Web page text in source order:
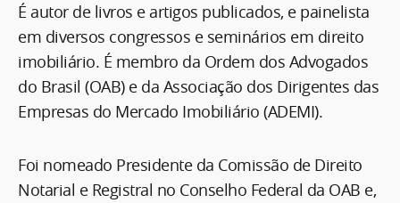
É autor de livros e artigos publicados, e painelista
em diversos congressos e seminários em direito
imobiliário. É membro da Ordem dos Advogados
do Brasil (OAB) e da Associação dos Dirigentes das
Empresas do Mercado Imobiliário (ADEMI).
Foi nomeado Presidente da Comissão de Direito
Notarial e Registral no Conselho Federal da OAB e,